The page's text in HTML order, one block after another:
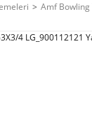
Amf Bowling